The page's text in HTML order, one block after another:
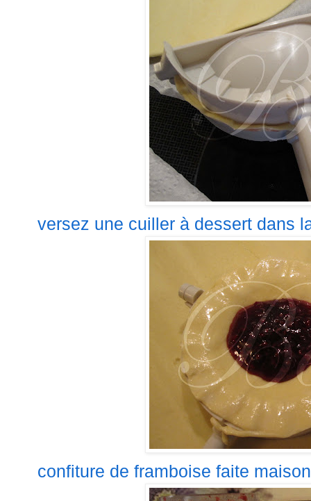
versez une cuiller à dessert dans
confiture de framboise faite